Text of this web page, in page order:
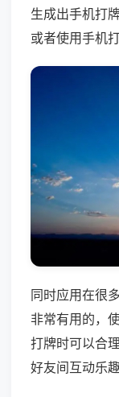
生成出手机打
或者使用手机
同时应用在很
非常有用的，
打牌时可以合
好友间互动乐趣